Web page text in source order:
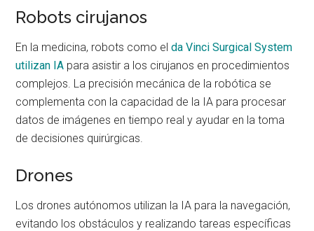
Robots cirujanos
En la medicina, robots como elda Vinci Surgical System
utilizan IA para asistir a los cirujanos en procedimientos
complejos. La precisión mecánica de la robótica se
complementa con la capacidad de la IA para procesar
datos de imágenes en tiempo real y ayudar en la toma
de decisiones quirúrgicas.
Drones
Los drones autónomos utilizan la IA para la navegación,
evitando los obstáculos y realizando tareas específicas